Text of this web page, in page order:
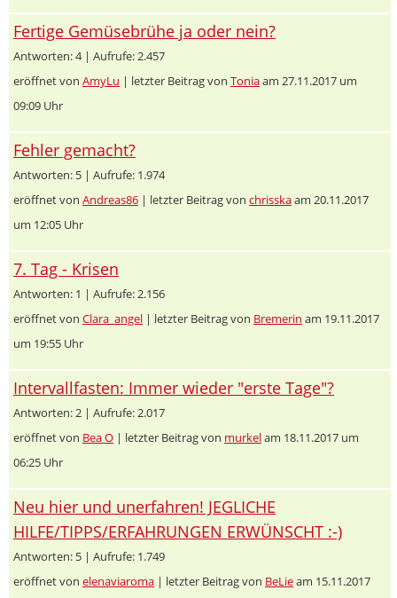
Fertige Gemüsebrühe ja oder nein?
Antworten: 4 | Aufrufe: 2.457
eröffnet von AmyLu | letzter Beitrag von Toniaam 27.11.2017 um
09:09 Uhr
Fehler gemacht?
Antworten: 5 | Aufrufe: 1.974
eröffnet von Andreas86 | letzter Beitrag von chrisskaam 20.11.2017
um 12:05 Uhr
7. Tag - Krisen
Antworten: 1 | Aufrufe: 2.156
eröffnet von Clara_angel | letzter Beitrag von Bremerin am 19.11.2017
um 19:55 Uhr
Intervallfasten: Immer wieder "erste Tage"?
Antworten: 2 | Aufrufe: 2.017
eröffnet von Bea O | letzter Beitrag von murkelam 18.11.2017 um
06:25 Uhr
Neu hier und unerfahren! JEGLICHE
HILFE/TIPPS/ERFAHRUNGEN ERWÜNSCHT :-)
Antworten: 5 | Aufrufe: 1.749
eröffnet von elenaviaroma | letzter Beitrag von BeLieam 15.11.2017